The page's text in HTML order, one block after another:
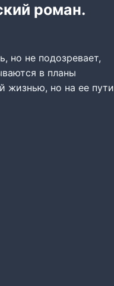
роман.
но не подозревает,
в планы
жизнью, но на ее пути